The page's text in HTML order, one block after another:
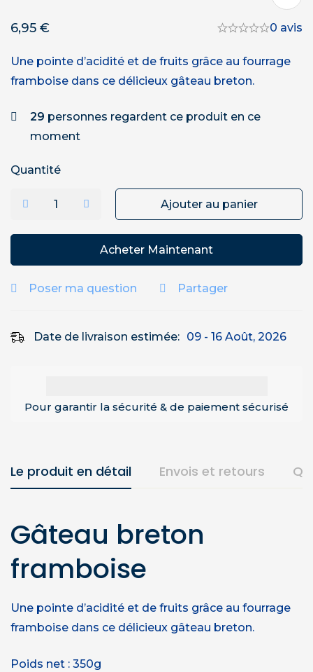
6,95 € 0 avis
Une pointe d’acidité et de fruits grâce au fourrage
framboise dans ce délicieux gâteau breton.
29 personnes regardent ce produit en ce
moment
Quantité
Ajouter au panier
Acheter Maintenant
Poser ma question Partager
Date de livraison estimée: 09 - 16 Août, 2026
Pour garantir la sécurité & de paiement sécurisé
Le produit en détail Envois et retours
Gâteau breton
framboise
Une pointe d’acidité et de fruits grâce au fourrage
framboise dans ce délicieux gâteau breton.
Poids net : 350g